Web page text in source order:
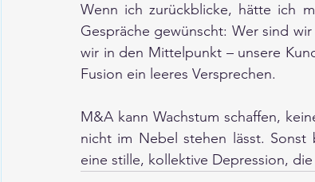
Wenn ich zurückblicke, hätte ich
Gespräche gewünscht: Wer sind
wir in den Mittelpunkt – unsere
Fusion ein leeres Versprechen.
M&A kann Wachstum schaffen,
nicht im Nebel stehen lässt.
eine stille, kollektive Depression,